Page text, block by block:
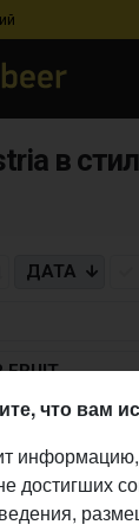
в
ДАТА
FRUIT
критериям
что вам
достигших